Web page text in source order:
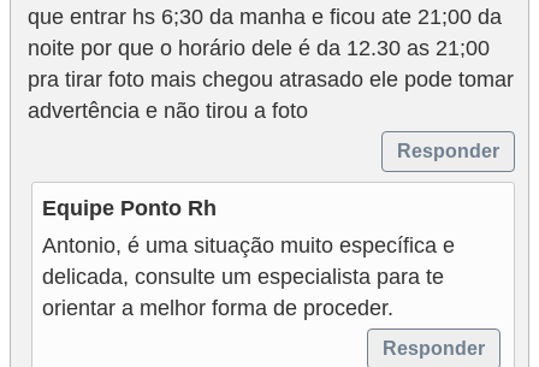
que entrar hs 6;30 da manha e ficou ate 21;00 da
noite por que o horário dele é da 12.30 as 21;00
pra tirar foto mais chegou atrasado ele pode tomar
advertência e não tirou a foto
Responder
Equipe Ponto Rh
Antonio, é uma situação muito específica e
delicada, consulte um especialista para te
orientar a melhor forma de proceder.
Responder